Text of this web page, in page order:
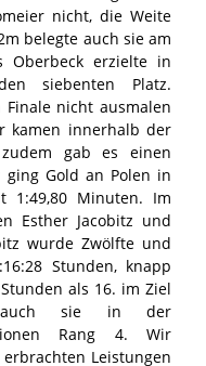
nicht, die Weite
belegte auch sie am
Oberbeck erzielte in
siebenten Platz.
nicht ausmalen
kamen innerhalb der
gab es einen
Gold an Polen in
1:49,80 Minuten. Im
Esther Jacobitz und
wurde Zwölfte und
Stunden, knapp
als 16. im Ziel
auch sie in der
Rang 4. Wir
Leistungen